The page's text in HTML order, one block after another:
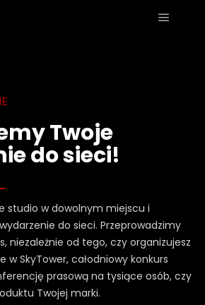
Twoje
do sieci!
studio w dowolnym miejscu i
do sieci. Przeprowadzimy
niezależnie od tego, czy organizujesz
w SkyTower, całodniowy konkurs
prasową na tysiące osób, czy
Twojej marki.